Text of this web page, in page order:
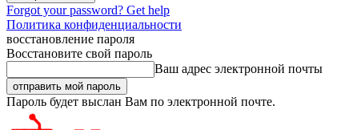
Forgot your password? Get help
Политика конфиденциальности
восстановление пароля
Восстановите свой пароль
Ваш адрес электронной почты
Пароль будет выслан Вам по электронной почте.